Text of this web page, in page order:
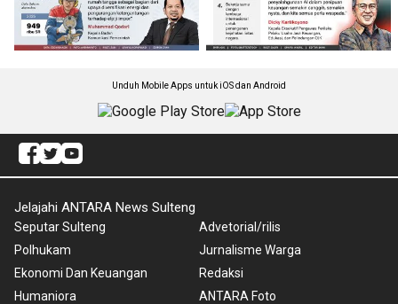
Unduh Mobile Apps untuk iOS dan Android
Jelajahi ANTARA News Sulteng
Seputar Sulteng
Polhukam
Ekonomi Dan Keuangan
Humaniora
Advetorial/rilis
Jurnalisme Warga
Redaksi
ANTARA Foto